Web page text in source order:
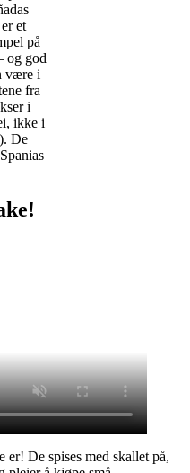
et
på
og god
være i
fra
i
ikke i
De
er! De spises med skallet på,